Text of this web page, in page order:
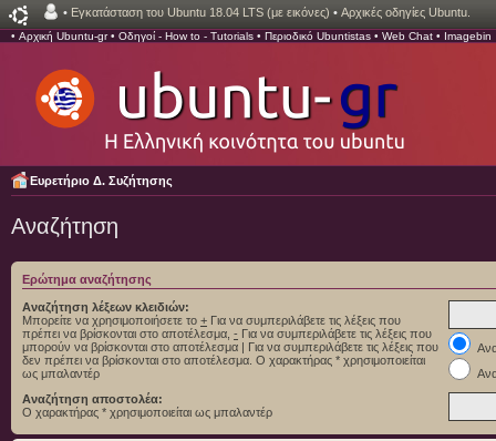
• Εγκατάσταση του Ubuntu 18.04 LTS (με εικόνες) • Αρχικές οδηγίες Ubuntu.
• Αρχική Ubuntu-gr• Οδηγοί - How to - Tutorials • Περιοδικό Ubuntistas • Web Chat • Imagebin
Ευρετήριο Δ. Συζήτησης
Αναζήτηση
Ερώτημα αναζήτησης
Αναζήτηση λέξεων κλειδιών:
Μπορείτε να χρησιμοποιήσετε το + Για να συμπεριλάβετε τις λέξεις που
πρέπει να βρίσκονται στο αποτέλεσμα, - Για να συμπεριλάβετε τις λέξεις που
μπορούν να βρίσκονται στο αποτέλεσμα | Για να συμπεριλάβετε τις λέξεις που
δεν πρέπει να βρίσκονται στο αποτέλεσμα. Ο χαρακτήρας * χρησιμοποιείται
ως μπαλαντέρ
Αναζήτηση αποστολέα:
Ο χαρακτήρας * χρησιμοποιείται ως μπαλαντέρ